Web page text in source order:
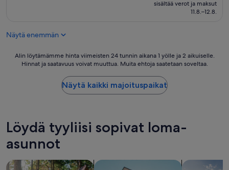
167 €
sisältää verot ja maksut
11.8.–12.8.
Näytä enemmän
Alin
löytämämme
1
yölle
2
Hinnat
Alin löytämämme hinta viimeisten 24 tunnin aikana 1 yölle ja 2 aikuiselle.
Hinnat ja saatavuus voivat muuttua. Muita ehtoja saatetaan soveltaa.
Näytä kaikki majoituspaikat
Löydä tyyliisi sopivat loma-
asunnot
hae mökkejä hae huoneistoja Hae